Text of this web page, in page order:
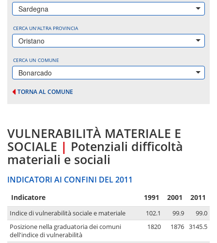
Sardegna
CERCA UN'ALTRA PROVINCIA
Oristano
CERCA UN COMUNE
Bonarcado
TORNA AL COMUNE
VULNERABILITÀ MATERIALE E
SOCIALE | Potenziali difficoltà
materiali e sociali
INDICATORI AI CONFINI DEL 2011
Indicatore 1991 2001 2011
Indice di vulnerabilità sociale e materiale 102.1 99.9
99.0
Posizione nella graduatoria dei comuni
dell'indice di vulnerabilità
1820 1876 3145.5